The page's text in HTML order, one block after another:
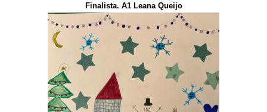
Finalista. A1 Leana Queijo